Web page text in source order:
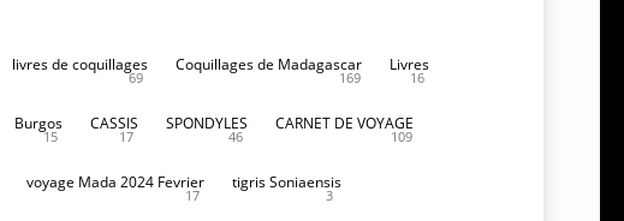
livres de coquillages
69
Coquillages de Madagascar
169
Livres
16
Burgos
15
CASSIS
17
SPONDYLES
46
CARNET DE VOYAGE
109
voyage Mada 2024 Fevrier
17
tigris Soniaensis
3